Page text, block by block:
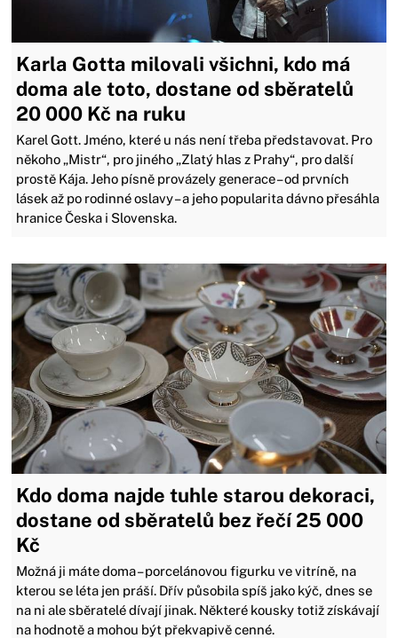
Karla Gotta milovali všichni, kdo má
doma ale toto, dostane od sběratelů
20 000 Kč na ruku
Karel Gott. Jméno, které u nás není třeba představovat. Pro
někoho „Mistr“, pro jiného „Zlatý hlas z Prahy“, pro další
prostě Kája. Jeho písně provázely generace – od prvních
lásek až po rodinné oslavy – a jeho popularita dávno přesáhla
hranice Česka i Slovenska.
Kdo doma najde tuhle starou dekoraci,
dostane od sběratelů bez řečí 25 000
Kč
Možná ji máte doma – porcelánovou figurku ve vitríně, na
kterou se léta jen práší. Dřív působila spíš jako kýč, dnes se
na ni ale sběratelé dívají jinak. Některé kousky totiž získávají
na hodnotě a mohou být překvapivě cenné.